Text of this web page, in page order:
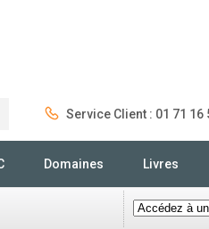
Service Client : 01 71 16
Domaines Livres